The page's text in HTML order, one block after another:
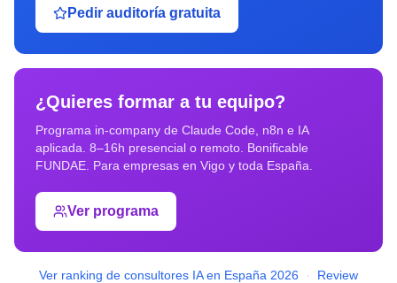
Pedir auditoría gratuita
¿Quieres formar a tu equipo?
Programa in-company de Claude Code, n8n e IA
aplicada. 8–16h presencial o remoto. Bonificable
FUNDAE. Para empresas en Vigo y toda España.
Ver programa
Ver ranking de consultores IA en España 2026 ·
Review